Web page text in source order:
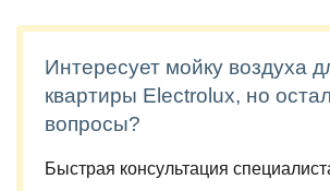
Интересует мойку воздуха
квартиры Electrolux, но
вопросы?
Быстрая консультация